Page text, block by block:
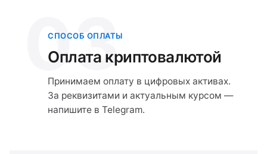
03
СПОСОБ ОПЛАТЫ
Оплата криптовалютой
Принимаем оплату в цифровых активах.
За реквизитами и актуальным курсом —
напишите в Telegram.